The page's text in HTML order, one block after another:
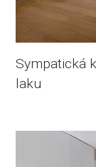
Sympatická
laku